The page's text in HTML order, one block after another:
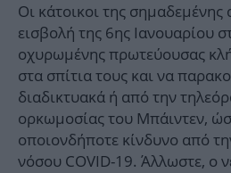
Οι κάτοικοι της σημαδεμένης
εισβολή της 6ης Ιανουαρίου
οχυρωμένης πρωτεύουσας
στα σπίτια τους και να
διαδικτυακά ή από την
ορκωμοσίας του Μπάιντεν,
οποιονδήποτε κίνδυνο από
νόσου COVID-19. Άλλωστε, ο